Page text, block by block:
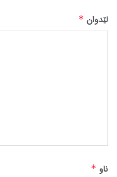
لێدوان *
ناو *